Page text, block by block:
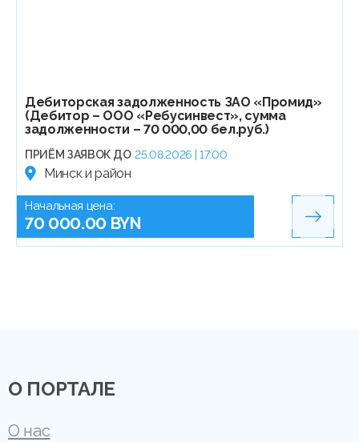
Дебиторская задолженность ЗАО «Промид»
(Дебитор – ООО «Ребусинвест», сумма
задолженности – 70 000,00 бел.руб.)
ПРИЁМ ЗАЯВОК ДО 25.08.2026 | 17:00
Минск и район
Начальная цена:
70 000.00 BYN
О ПОРТАЛЕ
О нас